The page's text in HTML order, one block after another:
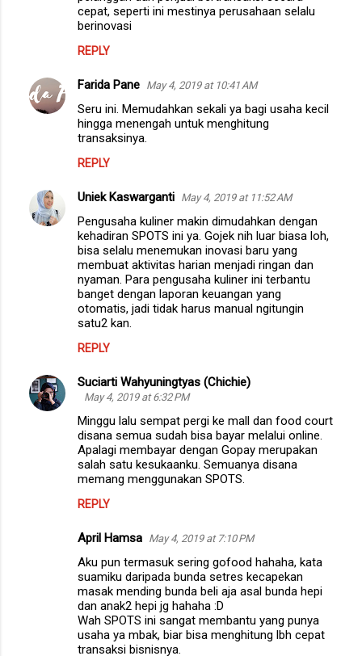
cepat, seperti ini mestinya perusahaan selalu
berinovasi
REPLY
Farida Pane May 4, 2019 at 10:41 AM
Seru ini. Memudahkan sekali ya bagi usaha kecil
hingga menengah untuk menghitung
transaksinya.
REPLY
Uniek Kaswarganti May 4, 2019 at 11:52 AM
Pengusaha kuliner makin dimudahkan dengan
kehadiran SPOTS ini ya. Gojek nih luar biasa loh,
bisa selalu menemukan inovasi baru yang
membuat aktivitas harian menjadi ringan dan
nyaman. Para pengusaha kuliner ini terbantu
banget dengan laporan keuangan yang
otomatis, jadi tidak harus manual ngitungin
satu2 kan.
REPLY
Suciarti Wahyuningtyas (Chichie)
May 4, 2019 at 6:32 PM
Minggu lalu sempat pergi ke mall dan food court
disana semua sudah bisa bayar melalui online.
Apalagi membayar dengan Gopay merupakan
salah satu kesukaanku. Semuanya disana
memang menggunakan SPOTS.
REPLY
April Hamsa May 4, 2019 at 7:10 PM
Aku pun termasuk sering gofood hahaha, kata
suamiku daripada bunda setres kecapekan
masak mending bunda beli aja asal bunda hepi
dan anak2 hepi jg hahaha :D
Wah SPOTS ini sangat membantu yang punya
usaha ya mbak, biar bisa menghitung lbh cepat
transaksi bisnisnya.